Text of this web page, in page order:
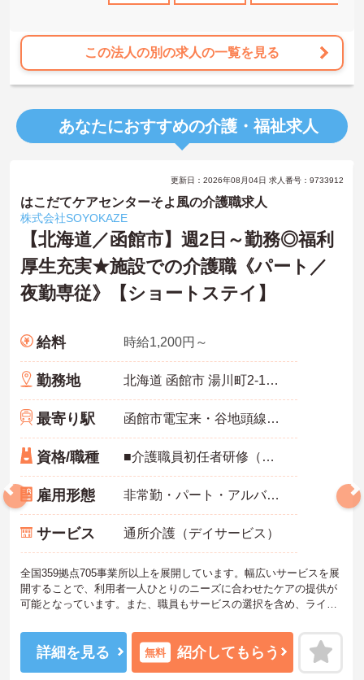
この法人の別の求人の一覧を見る
あなたにおすすめの介護・福祉求人
更新日：2026年08月04日 求人番号：9733912
はこだてケアセンターそよ風の介護職求人
株式会社SOYOKAZE
【北海道／函館市】週2日～勤務◎福利
厚生充実★施設での介護職《パート／
夜勤専従》【ショートステイ】
給料 時給1,200円～
勤務地 北海道 函館市 湯川町2-14-22
最寄り駅 函館市電宝来・谷地頭線「湯の川駅」徒歩5分
資格/職種 ■介護職員初任者研修（ヘルパー2級）以上
雇用形態 非常勤・パート・アルバイト
サービス 通所介護（デイサービス）
全国359拠点705事業所以上を展開しています。幅広いサービスを展
開することで、利用者一人ひとりのニーズに合わせたケアの提供が
可能となっています。また、職員もサービスの選択を含め、ライフ
もちろん、サービス・職種ごとに研修カリキュラムが整っており学
び成長できる環境です。
ご興味のある方は面接対策ポイントなどお話致しますのでお気軽に
詳細を見る 無料 紹介してもらう